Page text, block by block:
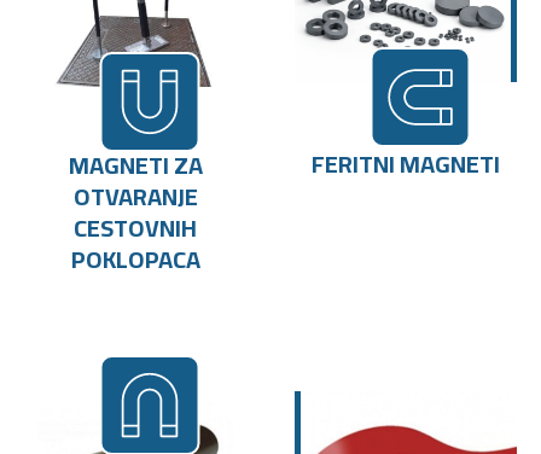
MAGNETI ZA
OTVARANJE
CESTOVNIH
POKLOPACA
FERITNI MAGNETI